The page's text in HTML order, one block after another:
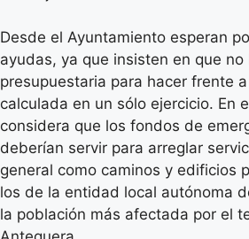
Desde el Ayuntamiento esperan
ayudas, ya que insisten en que no
presupuestaria para hacer frente
calculada en un sólo ejercicio. En
considera que los fondos de
deberían servir para arreglar
general como caminos y edificios
los de la entidad local autónoma
la población más afectada por el